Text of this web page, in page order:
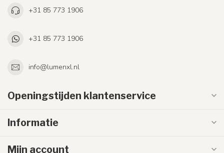
+31 85 773 1906
+31 85 773 1906
info@lumenxl.nl
Openingstijden klantenservice
Informatie
Mijn account